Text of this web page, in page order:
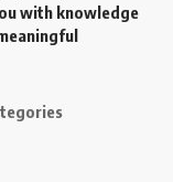
with knowledge